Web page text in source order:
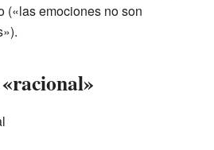
(«las emociones no son